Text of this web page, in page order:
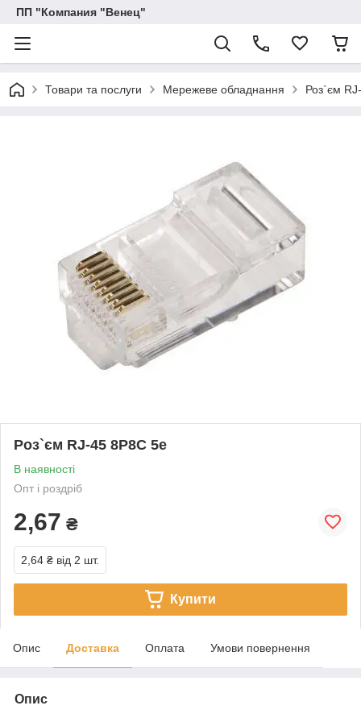
ПП "Компания "Венец"
Товари та послуги Мережеве обладнання Роз`єм
Роз`єм RJ-45 8P8C 5е
В наявності
Опт і роздріб
2,67 ₴
2,64 ₴ від 2 шт.
Купити
Опис Доставка Оплата Умови повернення
Опис